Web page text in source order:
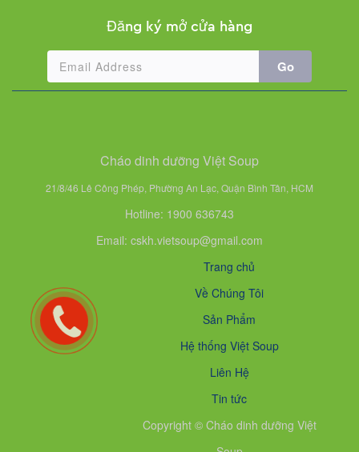
Đăng ký mở cửa hàng
Go
Cháo dinh dưỡng Việt Soup
21/8/46 Lê Công Phép, Phường An Lạc, Quận Bình Tân, HCM
Hotline: 1900 636743
Email: cskh.vietsoup@gmail.com
Trang chủ
Về Chúng Tôi
Sản Phẩm
Hệ thống Việt Soup
Liên Hệ
Tin tức
Copyright © Cháo dinh dưỡng Việt